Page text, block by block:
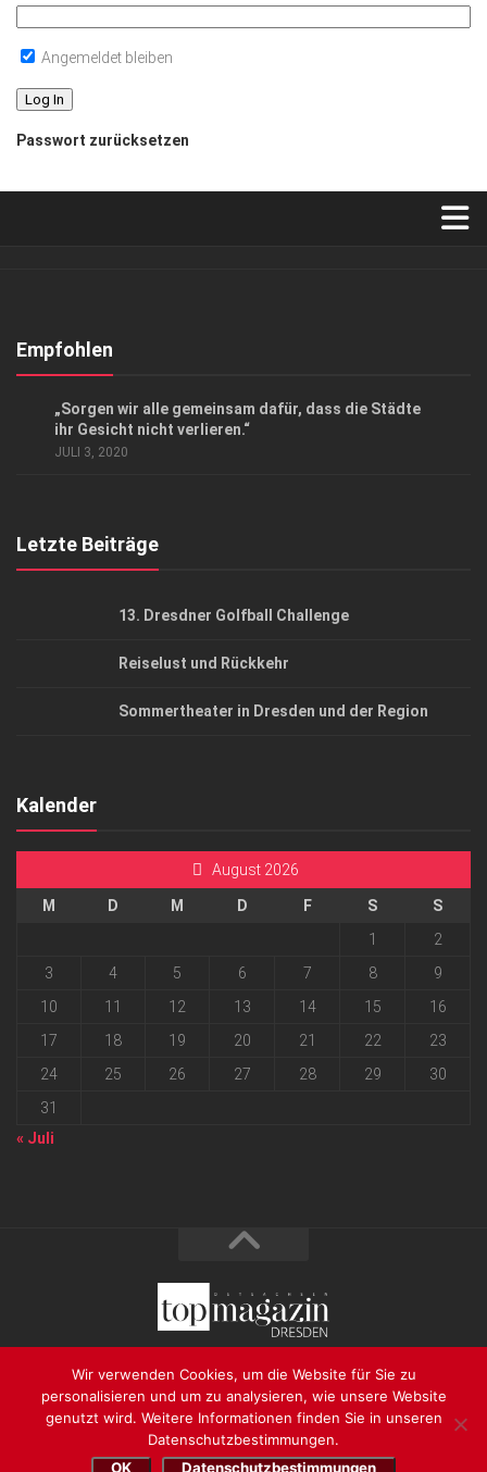
Angemeldet bleiben
Passwort zurücksetzen
Kontakt, Impressum
Empfohlen
„Sorgen wir alle gemeinsam dafür, dass die Städte
ihr Gesicht nicht verlieren.“
JULI 3, 2020
Letzte Beiträge
13. Dresdner Golfball Challenge
Reiselust und Rückkehr
Sommertheater in Dresden und der Region
Kalender
August 2026
M D M D F S
S
1
2
3
4 5 6 7 8
9
10
11 12 13 14 15
16
17
18 19 20 21 22
23
24
25 26 27 28 29
30
31
« Juli
2026 progressmedia Verlag & Werbeagentur GmbH • Bautzner
Landstraße 62 • 01324 Dresden
Wir verwenden Cookies, um die Website für Sie zu
personalisieren und um zu analysieren, wie unsere Website
genutzt wird. Weitere Informationen finden Sie in unseren
Datenschutzbestimmungen.
OK
Datenschutzbestimmungen